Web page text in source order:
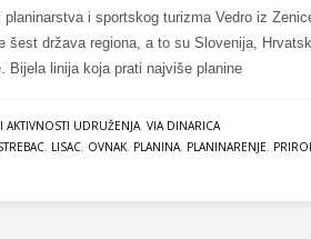
i sportskog turizma Vedro iz
šest država regiona, a to su Slovenija,
Bijela linija koja prati najviše planine
AKTIVNOSTI UDRUŽENJA, VIA DINARICA
, LISAC, OVNAK, PLANINA, PLANINARENJE,